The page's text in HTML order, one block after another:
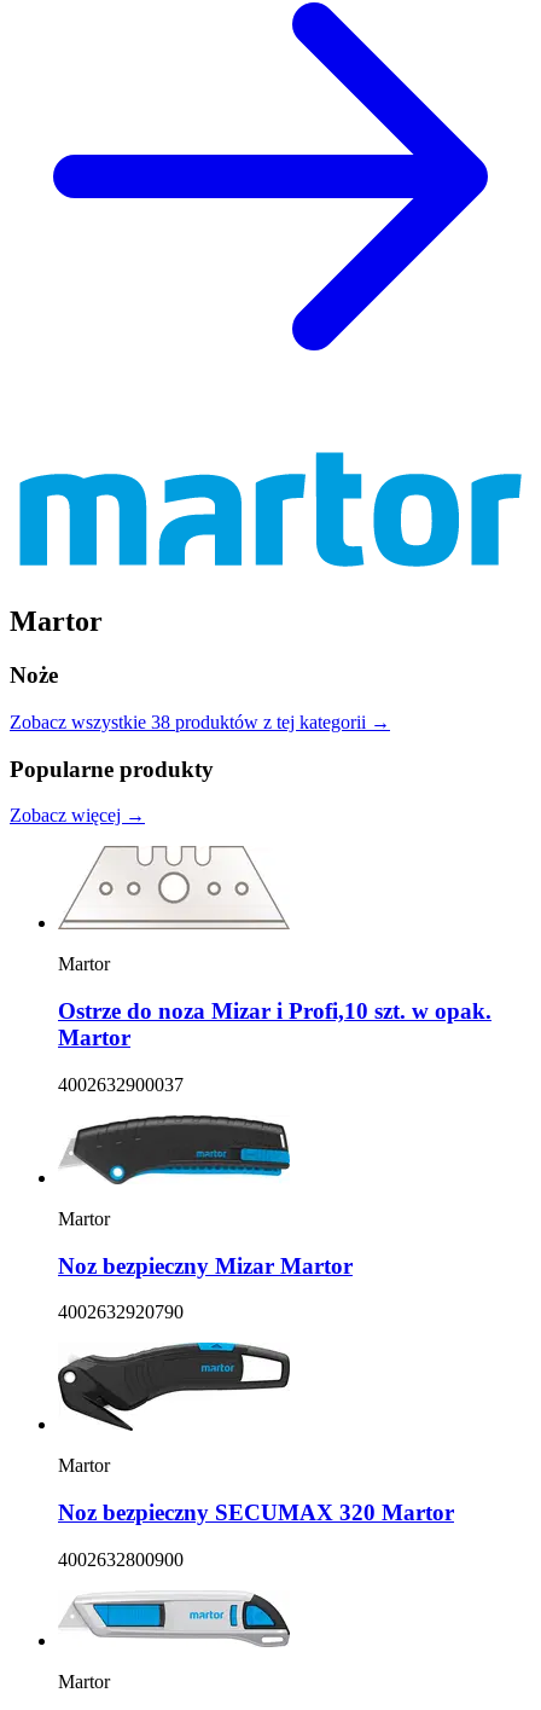
Martor
Noże
Zobacz wszystkie 38 produktów z tej kategorii →
Popularne produkty
Zobacz więcej →
Martor
Ostrze do noza Mizar i Profi,10 szt. w opak.
Martor
4002632900037
Martor
Noz bezpieczny Mizar Martor
4002632920790
Martor
Noz bezpieczny SECUMAX 320 Martor
4002632800900
Martor